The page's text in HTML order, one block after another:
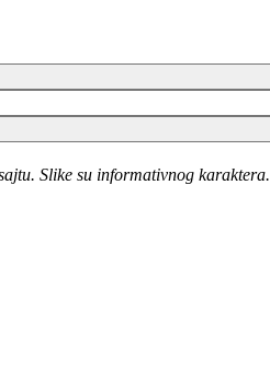
Slike su informativnog karaktera.